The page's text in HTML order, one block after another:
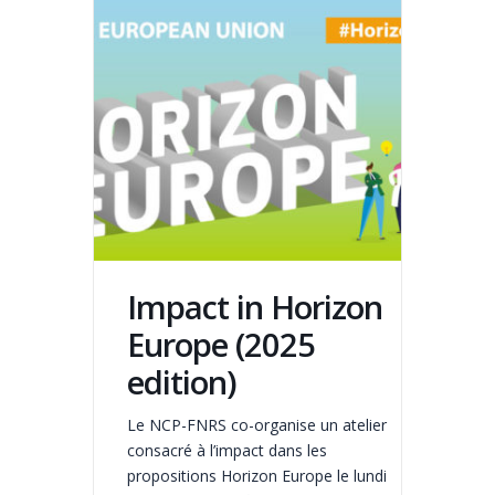
Impact in Horizon
Europe (2025
edition)
Le NCP-FNRS co-organise un atelier
consacré à l’impact dans les
propositions Horizon Europe le lundi